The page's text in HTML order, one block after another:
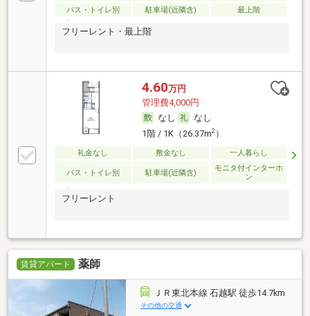
バス・トイレ別
駐車場(近隣含) 最上階
フリーレント・最上階
4.60万円
管理費4,000円
なし
なし
1階 / 1K（26.37m2）
礼金なし 敷金なし 一人暮らし
バス・トイレ別 駐車場(近隣含)
モニタ付インターホ
ン
フリーレント
賃貸アパート 薬師
ＪＲ東北本線 石越駅 徒歩14.7km
その他の交通